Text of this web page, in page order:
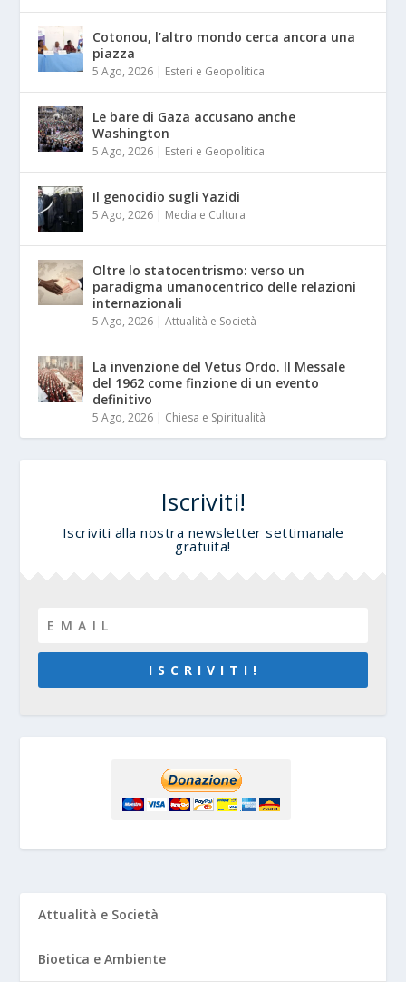
Cotonou, l’altro mondo cerca ancora una
piazza
5 Ago, 2026 | Esteri e Geopolitica
Le bare di Gaza accusano anche
Washington
5 Ago, 2026 | Esteri e Geopolitica
Il genocidio sugli Yazidi
5 Ago, 2026 | Media e Cultura
Oltre lo statocentrismo: verso un
paradigma umanocentrico delle relazioni
internazionali
5 Ago, 2026 |Attualità e Società
La invenzione del Vetus Ordo. Il Messale
del 1962 come finzione di un evento
definitivo
5 Ago, 2026 | Chiesa e Spiritualità
Iscriviti!
Iscriviti alla nostra newsletter settimanale
gratuita!
I S C R I V I T I !
Attualità e Società
Bioetica e Ambiente